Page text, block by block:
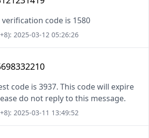
code is 1580
2025-03-12 05:26:26
code is 3937. This code will expire
do not reply to this message.
2025-03-11 13:49:52